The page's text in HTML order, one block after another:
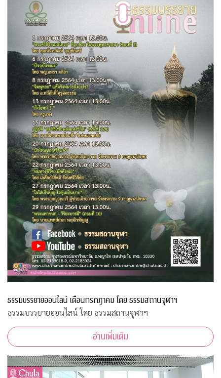
ธรรมบรรยายออนไลน์ เดือนกรกฎาคม โดย ธรรมสถานจุฬาฯ
ธรรมบรรยายออนไลน์ โดย ธรรมสถานจุฬาฯ
อ่านเพิ่มเติม